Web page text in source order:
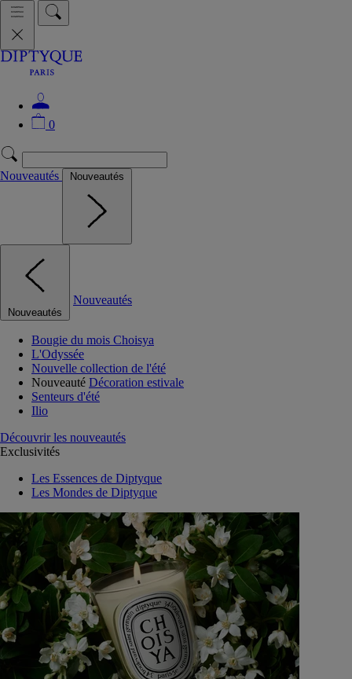
0
Nouveautés Nouveautés
Nouveautés
Nouveautés
Bougie du mois Choisya
L'Odyssée
Nouvelle collection de l'été
Nouveauté Décoration estivale
Senteurs d'été
Ilio
Découvrir les nouveautés
Exclusivités
Les Essences de Diptyque
Les Mondes de Diptyque